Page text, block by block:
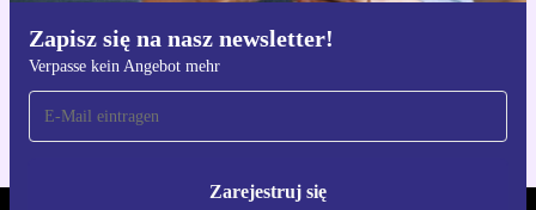
Zapisz się na nasz newsletter!
Verpasse kein Angebot mehr
Zarejestruj się
Pobierz aplikację refurbed
Dla iOS i Android